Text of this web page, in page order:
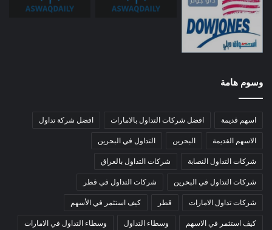
وسوم هامة
اسهم قديمة افضل شركات التداول بالامارات افضل شركة تداول
الاسهم القديمة البحرين التداول في البحرين
شركات التداول النصابة شركات التداول بالعراق
شركات التداول في البحرين شركات التداول في قطر
شركات تداول الامارات قطر كيف استثمر في الأسهم
كيف استثمر في الاسهم وسطاء التداول وسطاء التداول في الامارات